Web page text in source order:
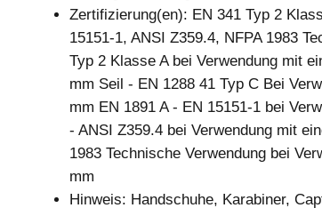
Zertifizierung(en): EN 341 Typ 2
15151-1, ANSI Z359.4, NFPA 1983
Typ 2 Klasse A bei Verwendung mit
mm Seil - EN 1288 41 Typ C Bei
mm EN 1891 A - EN 15151-1 bei
- ANSI Z359.4 bei Verwendung mit
1983 Technische Verwendung bei
mm
Hinweis: Handschuhe, Karabiner,